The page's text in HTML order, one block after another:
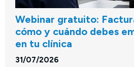
Webinar gratuito:
cómo y cuándo debes
en tu clínica
31/07/2026